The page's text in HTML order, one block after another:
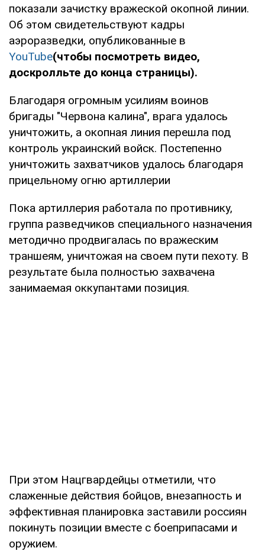
показали зачистку вражеской окопной линии.
Об этом свидетельствуют кадры
аэроразведки, опубликованные в
YouTube(чтобы посмотреть видео,
доскролльте до конца страницы).
Благодаря огромным усилиям воинов
бригады "Червона калина", врага удалось
уничтожить, а окопная линия перешла под
контроль украинский войск. Постепенно
уничтожить захватчиков удалось благодаря
прицельному огню артиллерии
Пока артиллерия работала по противнику,
группа разведчиков специального назначения
методично продвигалась по вражеским
траншеям, уничтожая на своем пути пехоту. В
результате была полностью захвачена
занимаемая оккупантами позиция.
При этом Нацгвардейцы отметили, что
слаженные действия бойцов, внезапность и
эффективная планировка заставили россиян
покинуть позиции вместе с боеприпасами и
оружием.